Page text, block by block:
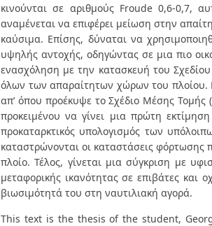
κινούνται σε αριθμούς Froude 0,6-0,7,
αναμένεται να επιφέρει μείωση στην
καύσιμα. Επίσης, δύναται να
υψηλής αντοχής, οδηγώντας σε μια πιο
ενασχόληση με την κατασκευή του
όλων των απαραίτητων χώρων του πλοίου.
απ’ όπου προέκυψε το Σχέδιο Μέσης
προκειμένου να γίνει μια πρώτη
προκαταρκτικός υπολογισμός των
καταστρώνονται οι καταστάσεις φόρτωσης
πλοίο. Τέλος, γίνεται μια σύγκριση με
μεταφορικής ικανότητας σε επιβάτες
βιωσιμότητά του στη ναυτιλιακή αγορά.
This text is the thesis of the student,